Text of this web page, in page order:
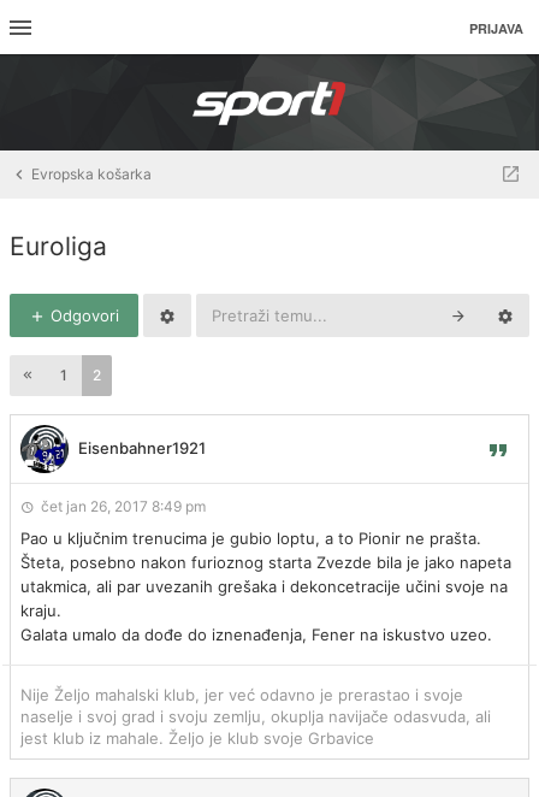
PRIJAVA
Evropska košarka
Euroliga
Odgovori
1 2
Eisenbahner1921
čet jan 26, 2017 8:49 pm
Pao u ključnim trenucima je gubio loptu, a to Pionir ne prašta.
Šteta, posebno nakon furioznog starta Zvezde bila je jako napeta
utakmica, ali par uvezanih grešaka i dekoncetracije učini svoje na
kraju.
Galata umalo da dođe do iznenađenja, Fener na iskustvo uzeo.
Nije Željo mahalski klub, jer već odavno je prerastao i svoje
naselje i svoj grad i svoju zemlju, okuplja navijače odasvuda, ali
jest klub iz mahale. Željo je klub svoje Grbavice